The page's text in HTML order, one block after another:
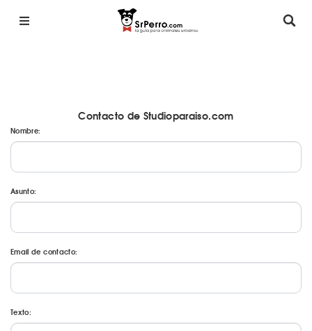
Contacto de Studioparaiso.com
Nombre:
Asunto:
Email de contacto:
Texto: